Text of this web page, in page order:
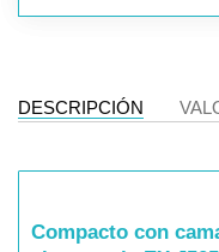
DESCRIPCIÓN
Compacto con